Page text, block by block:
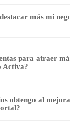
más mi
para atraer
Activa?
obtengo al